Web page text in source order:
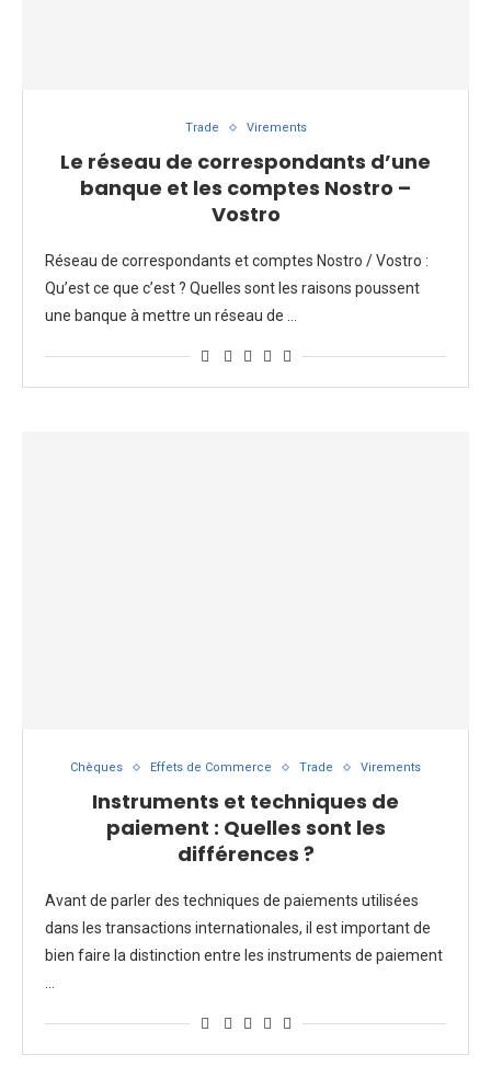
Trade Virements
Le réseau de correspondants d’une
banque et les comptes Nostro –
Vostro
Réseau de correspondants et comptes Nostro / Vostro :
Qu’est ce que c’est ? Quelles sont les raisons poussent
une banque à mettre un réseau de …
Chèques Effets de Commerce Trade Virements
Instruments et techniques de
paiement : Quelles sont les
différences ?
Avant de parler des techniques de paiements utilisées
dans les transactions internationales, il est important de
bien faire la distinction entre les instruments de paiement